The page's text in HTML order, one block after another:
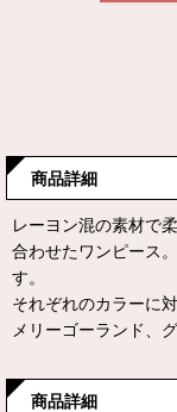
商品詳細
レーヨン混の素材で
合わせたワンピース
す。
それぞれのカラーに
メリーゴーランド、
商品詳細